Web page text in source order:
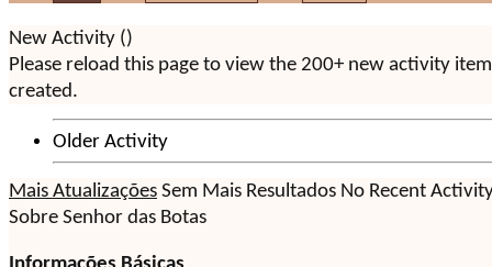
New Activity ()
Please reload this page to view the 200+ new activity
created.
Older Activity
Mais Atualizações Sem Mais Resultados No Recent
Sobre Senhor das Botas